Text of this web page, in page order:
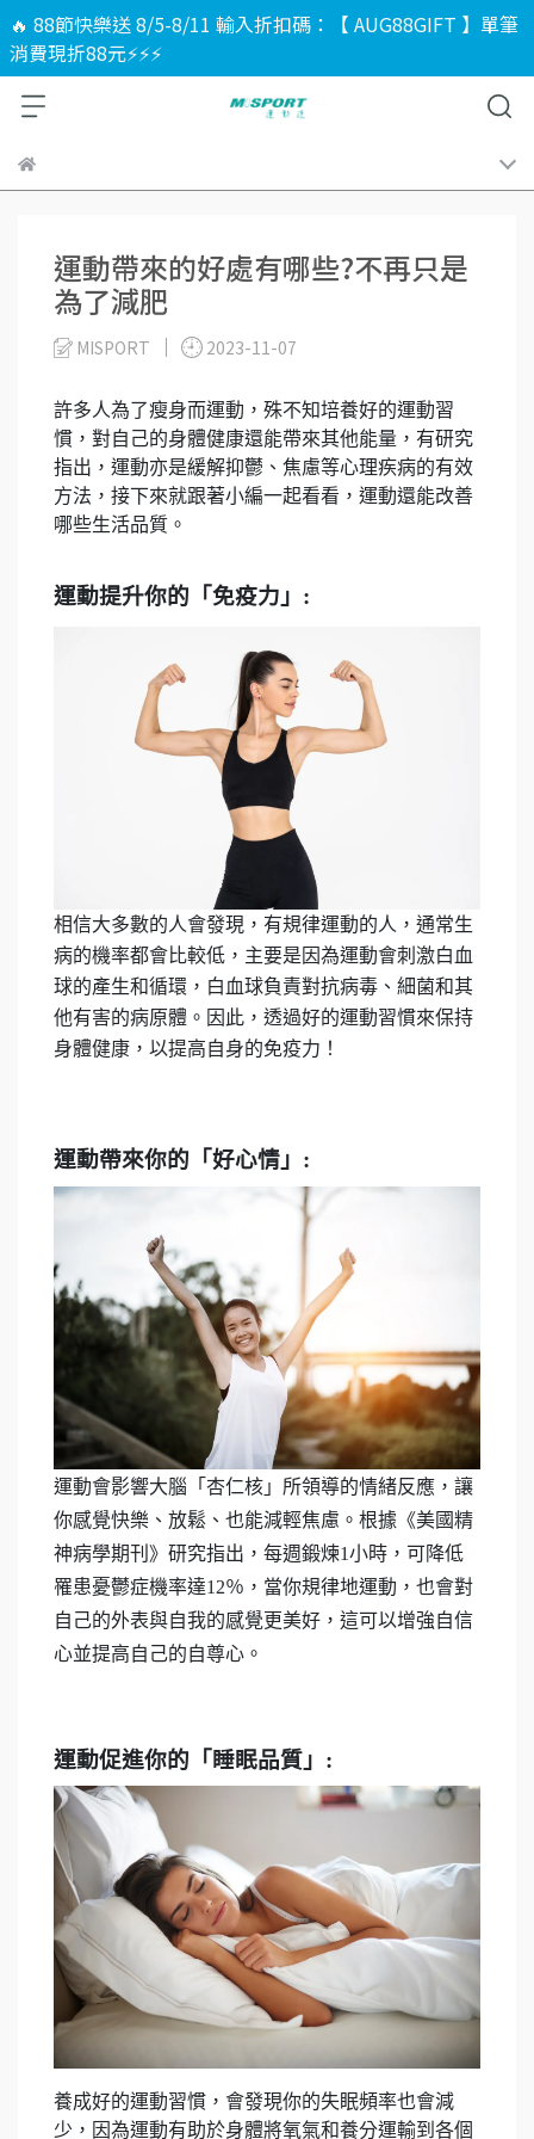
🔥 88節快樂送 8/5-8/11 輸入折扣碼：【 AUG88GIFT 】單筆
消費現折88元⚡⚡⚡
運動帶來的好處有哪些?不再只是
為了減肥
MISPORT 2023-11-07
許多人為了瘦身而運動，殊不知培養好的運動習
慣，對自己的身體健康還能帶來其他能量，有研究
指出，運動亦是緩解抑鬱、焦慮等心理疾病的有效
方法，接下來就跟著小編一起看看，運動還能改善
哪些生活品質。
運動提升你的「免疫力」 :
相信大多數的人會發現，有規律運動的人，通常生
病的機率都會比較低，主要是因為運動會刺激白血
球的產生和循環，白血球負責對抗病毒、細菌和其
他有害的病原體。因此，透過好的運動習慣來保持
身體健康，以提高自身的免疫力！
運動帶來你的「好心情」 :
運動會影響大腦「杏仁核」所領導的情緒反應，讓
你感覺快樂、放鬆、也能減輕焦慮。根據《美國精
神病學期刊》研究指出，每週鍛煉1小時，可降低
罹患憂鬱症機率達12％，當你規律地運動，也會對
自己的外表與自我的感覺更美好，這可以增強自信
心並提高自己的自尊心。
運動促進你的「睡眠品質」 :
養成好的運動習慣，會發現你的失眠頻率也會減
少，因為運動有助於身體將氧氣和養分運輸到各個